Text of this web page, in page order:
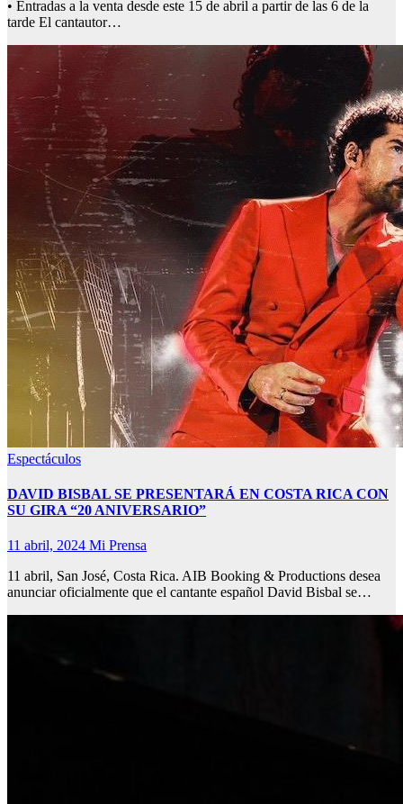
• Entradas a la venta desde este 15 de abril a partir de las 6 de la
tarde El cantautor…
Espectáculos
DAVID BISBAL SE PRESENTARÁ EN COSTA RICA CON
SU GIRA “20 ANIVERSARIO”
11 abril, 2024 Mi Prensa
11 abril, San José, Costa Rica. AIB Booking & Productions desea
anunciar oficialmente que el cantante español David Bisbal se…